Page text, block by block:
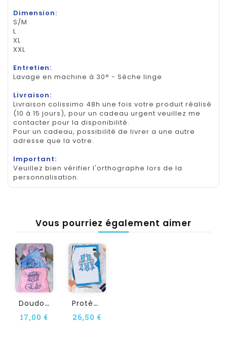
Dimension:
S/M
L
XL
XXL
Entretien:
Lavage en machine à 30° - Sèche linge
Livraison:
Livraison colissimo 48h une fois votre produit réalisé
(10 à 15 jours), pour un cadeau urgent veuillez me
contacter pour la disponibilité.
Pour un cadeau, possibilité de livrer a une autre
adresse que la votre.
Important:
Veuillez bien vérifier l'orthographe lors de la
personnalisation.
Vous pourriez également aimer
D
Oudou Personnalisé OM
17,00 €
P
Rotège Carnet De Santé OM...
26,50 €